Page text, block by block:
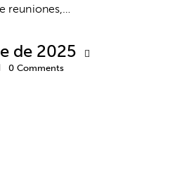
reuniones,…
de 2025
0 Comments